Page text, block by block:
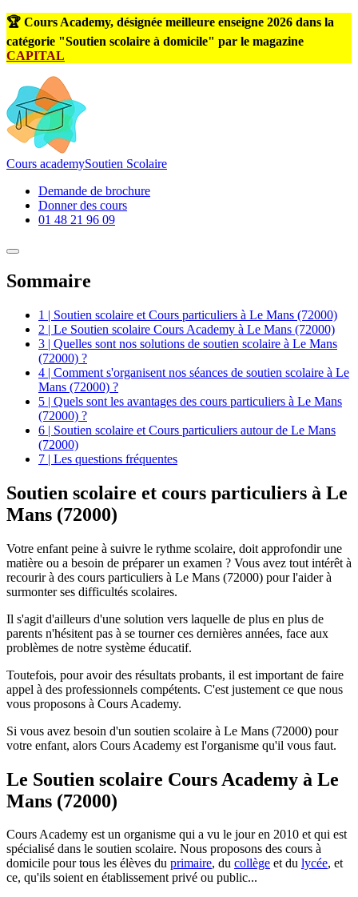
🏆 Cours Academy, désignée meilleure enseigne 2026 dans la
catégorie "Soutien scolaire à domicile" par le magazine
CAPITAL
Cours academySoutien Scolaire
Demande de brochure
Donner des cours
01 48 21 96 09
Sommaire
1 | Soutien scolaire et Cours particuliers à Le Mans (72000)
2 | Le Soutien scolaire Cours Academy à Le Mans (72000)
3 | Quelles sont nos solutions de soutien scolaire à Le Mans
(72000) ?
4 | Comment s'organisent nos séances de soutien scolaire à Le
Mans (72000) ?
5 | Quels sont les avantages des cours particuliers à Le Mans
(72000) ?
6 | Soutien scolaire et Cours particuliers autour de Le Mans
(72000)
7 | Les questions fréquentes
Soutien scolaire et cours particuliers à Le
Mans (72000)
Votre enfant peine à suivre le rythme scolaire, doit approfondir une
matière ou a besoin de préparer un examen ? Vous avez tout intérêt à
recourir à des cours particuliers à Le Mans (72000) pour l'aider à
surmonter ses difficultés scolaires.
Il s'agit d'ailleurs d'une solution vers laquelle de plus en plus de
parents n'hésitent pas à se tourner ces dernières années, face aux
problèmes de notre système éducatif.
Toutefois, pour avoir des résultats probants, il est important de faire
appel à des professionnels compétents. C'est justement ce que nous
vous proposons à Cours Academy.
Si vous avez besoin d'un soutien scolaire à Le Mans (72000) pour
votre enfant, alors Cours Academy est l'organisme qu'il vous faut.
Le Soutien scolaire Cours Academy à Le
Mans (72000)
Cours Academy est un organisme qui a vu le jour en 2010 et qui est
spécialisé dans le soutien scolaire. Nous proposons des cours à
domicile pour tous les élèves du primaire, du collège et du lycée, et
ce, qu'ils soient en établissement privé ou public...